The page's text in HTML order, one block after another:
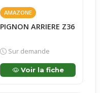
AMAZONE
PIGNON ARRIERE Z36
Sur demande
Voir la fiche